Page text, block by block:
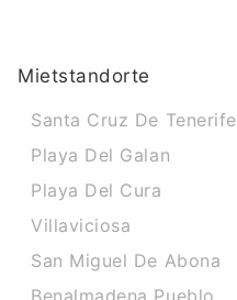
Mietstandorte
Santa Cruz De Tenerife
Playa Del Galan
Playa Del Cura
Villaviciosa
San Miguel De Abona
Benalmadena Pueblo